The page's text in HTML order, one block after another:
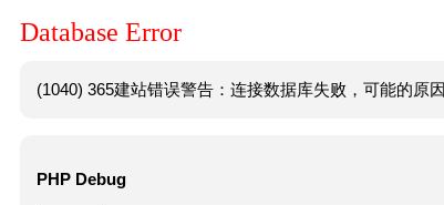
Database Error
(1040) 365建站错误警告：连接数据库失败，可能的原
PHP Debug